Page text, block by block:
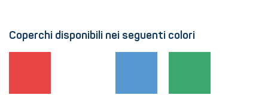
Coperchi disponibili nei seguenti colori